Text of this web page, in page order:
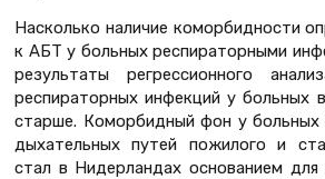
Насколько наличие коморбидности
к АБТ у больных респираторными
результаты регрессионного
респираторных инфекций у больных
старше. Коморбидный фон у больных
дыхательных путей пожилого и
стал в Нидерландах основанием для